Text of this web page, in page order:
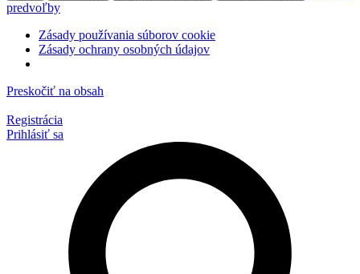
predvoľby
Zásady používania súborov cookie
Zásady ochrany osobných údajov
Preskočiť na obsah
Registrácia
Prihlásiť sa